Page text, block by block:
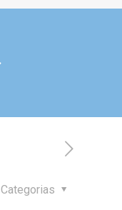
Categorias